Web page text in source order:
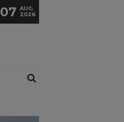
07 AUG
2026